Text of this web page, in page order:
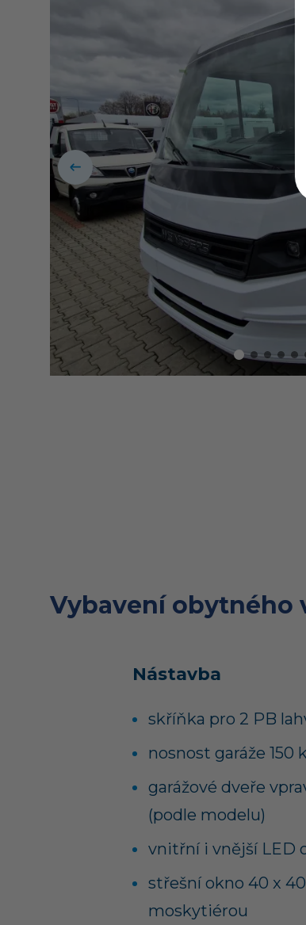
Vybavení obytného
Nástavba
skříňka pro 2 PB
nosnost garáže 150
garážové dveře
(podle modelu)
vnitřní i vnější LED
střešní okno 40 x
moskytiérou